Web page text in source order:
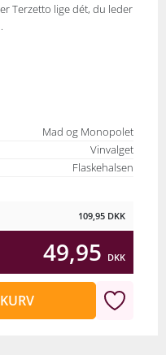
Terzetto lige dét, du leder
Mad og Monopolet
Vinvalget
Flaskehalsen
109,95 DKK
49,95 DKK